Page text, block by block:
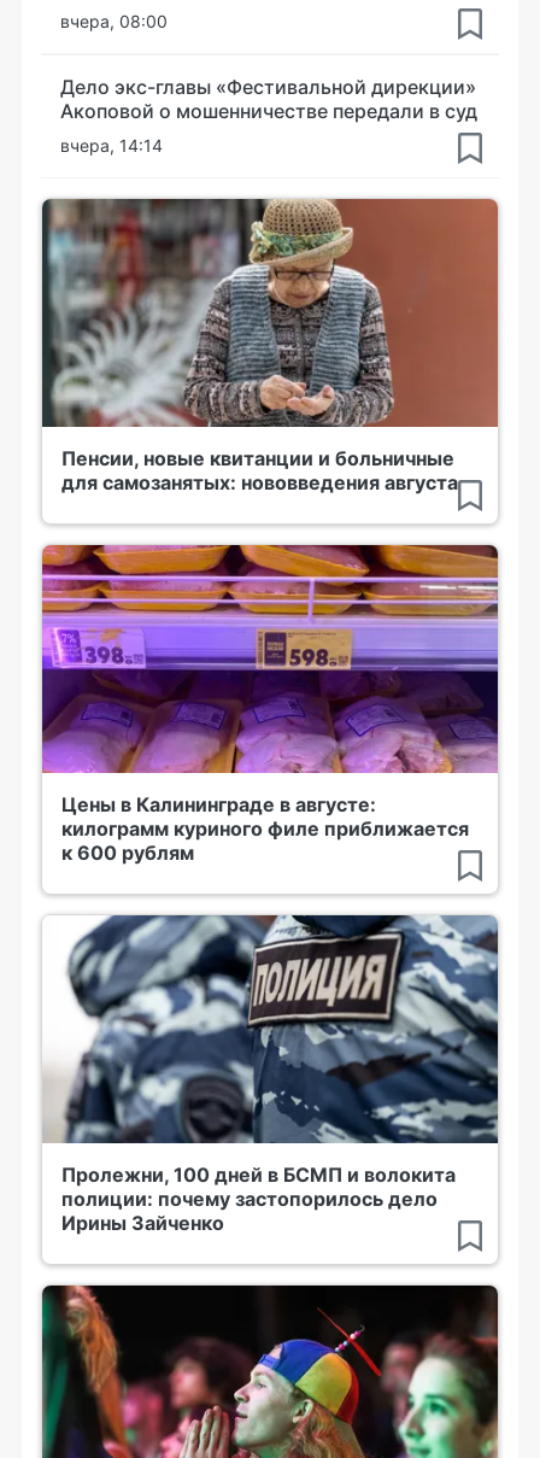
вчера, 08:00
Дело экс-главы «Фестивальной дирекции»
Акоповой о мошенничестве передали в суд
вчера, 14:14
Пенсии, новые квитанции и больничные
для самозанятых: нововведения августа
Цены в Калининграде в августе:
килограмм куриного филе приближается
к 600 рублям
Пролежни, 100 дней в БСМП и волокита
полиции: почему застопорилось дело
Ирины Зайченко